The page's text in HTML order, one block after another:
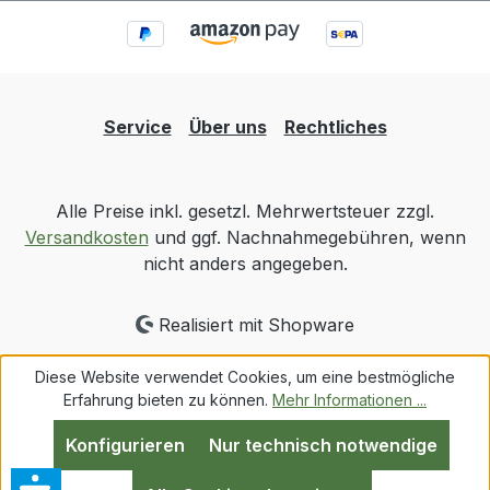
Service Über uns Rechtliches
Alle Preise inkl. gesetzl. Mehrwertsteuer zzgl.
Versandkosten und ggf. Nachnahmegebühren, wenn
nicht anders angegeben.
Realisiert mit Shopware
Diese Website verwendet Cookies, um eine bestmögliche
Erfahrung bieten zu können. Mehr Informationen ...
Nur technisch notwendige
Konfigurieren